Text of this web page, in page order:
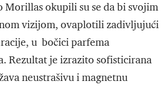
Morillas okupili su se da bi svojim
vizijom, ovaplotili zadivljujući
u bočici parfema
Rezultat je izrazito sofisticirana
neustrašivu i magnetnu